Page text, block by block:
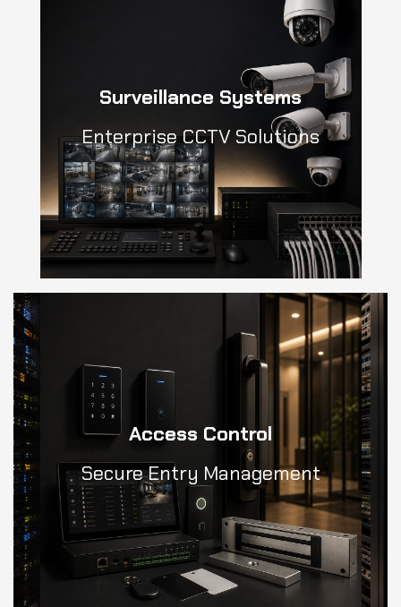
Surveillance Systems
Enterprise CCTV Solutions
Access Control
Secure Entry Management